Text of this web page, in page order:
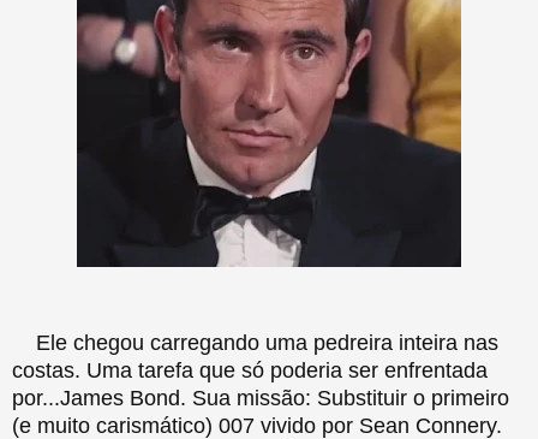
Ele chegou carregando uma pedreira inteira nas
costas. Uma tarefa que só poderia ser enfrentada
por...James Bond. Sua missão: Substituir o primeiro
(e muito carismático) 007 vivido por Sean Connery.